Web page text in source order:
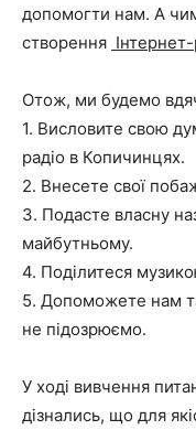
допомогти нам. А
створення
Отож, ми будемо
1. Висловите свою
радіо в Копичинцях.
2. Внесете свої
3. Подасте власну
майбутньому.
4. Поділитеся
5. Допоможете нам
не підозрюємо.
У ході вивчення
дізнались, що для